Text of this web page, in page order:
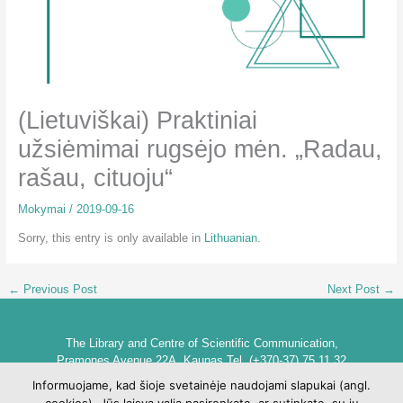
(Lietuviškai) Praktiniai
užsiėmimai rugsėjo mėn. „Radau,
rašau, cituoju“
Mokymai / 2019-09-16
Sorry, this entry is only available in Lithuanian.
← Previous Post Next Post →
The Library and Centre of Scientific Communication,
Pramones Avenue 22A, Kaunas Tel. (+370-37) 75 11 32
biblioteka@go.kauko.lt
Head of the Library dr. Lina Šarlauskienė
Informuojame, kad šioje svetainėje naudojami slapukai (angl.